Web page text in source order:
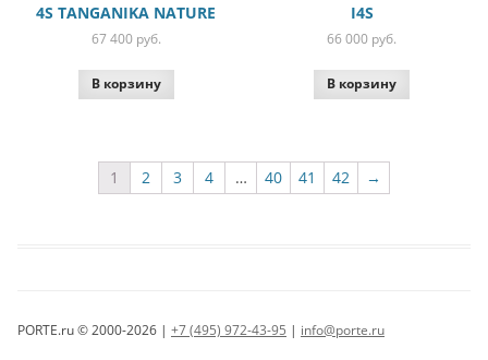
4S TANGANIKA NATURE
67 400 руб.
В корзину
I4S
66 000 руб.
В корзину
1 2 3 4 … 40 41 42 →
PORTE.ru © 2000-2026 | +7 (495) 972-43-95 | info@porte.ru